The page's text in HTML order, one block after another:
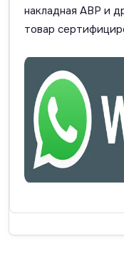
накладная АВР и
товар